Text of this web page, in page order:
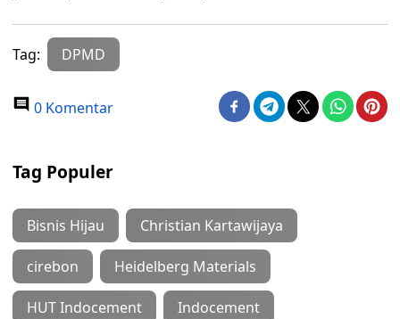
Tag: DPMD
0 Komentar
Tag Populer
Bisnis Hijau Christian Kartawijaya
cirebon Heidelberg Materials
HUT Indocement Indocement